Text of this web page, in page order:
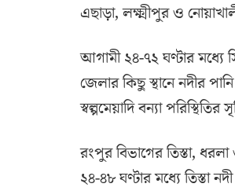
এছাড়া, লক্ষ্মীপুর ও
আগামী ২৪-৭২ ঘণ্টার মধ্যে
জেলার কিছু স্থানে নদীর
স্বল্পমেয়াদি বন্যা পরিস্থিতির
রংপুর বিভাগের তিস্তা,
২৪-৪৮ ঘণ্টার মধ্যে তিস্তা